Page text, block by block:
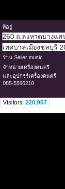
ที่อยู่
260 ถ.ลงหาดบางแ
เทศบาลเมืองชลบุรี
ร้าน Seller music
จำหน่ายเครื่องดนตรี
และอุปกรร์เครื่องดนตรี
085-5566210
Visitors: 220,907